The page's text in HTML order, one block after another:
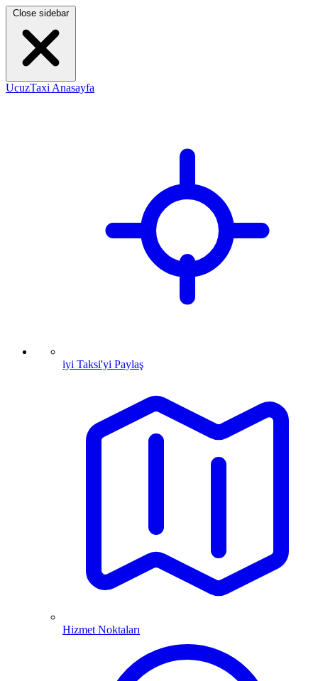
Close sidebar
UcuzTaxi Anasayfa
iyi Taksi'yi Paylaş
Hizmet Noktaları